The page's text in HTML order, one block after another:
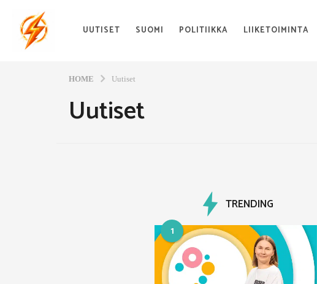
UUTISET SUOMI POLITIIKKA LIIKETOIMINTA
HOME Uutiset
Uutiset
TRENDING
1